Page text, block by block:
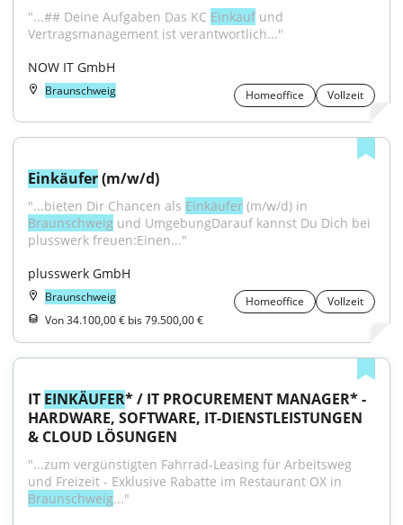
"...## Deine Aufgaben Das KC Einkauf und
Vertragsmanagement ist verantwortlich..."
NOW IT GmbH
Braunschweig Homeoffice Vollzeit
Einkäufer (m/w/d)
"...bieten Dir Chancen als Einkäufer
Braunschweig und UmgebungDarauf kannst Du Dich bei
plusswerk freuen:Einen..."
plusswerk GmbH
Braunschweig Homeoffice
Vollzeit
Von 34.100,00 € bis 79.500,00 €
IT EINKÄUFER* / IT PROCUREMENT MANAGER* -
HARDWARE, SOFTWARE, IT-DIENSTLEISTUNGEN
& CLOUD LÖSUNGEN
"...zum vergünstigten Fahrrad-Leasing für Arbeitsweg
Braunschweig..."